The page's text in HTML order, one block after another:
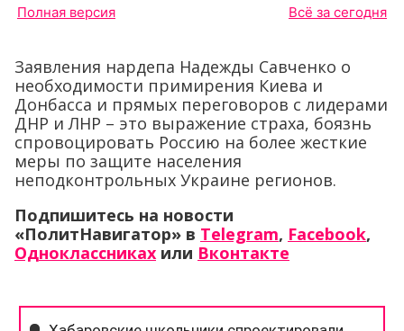
Полная версия Всё за сегодня
Заявления нардепа Надежды Савченко о
необходимости примирения Киева и
Донбасса и прямых переговоров с лидерами
ДНР и ЛНР – это выражение страха, боязнь
спровоцировать Россию на более жесткие
меры по защите населения
неподконтрольных Украине регионов.
Подпишитесь на новости
«ПолитНавигатор» в Telegram, Facebook,
Одноклассниках или Вконтакте